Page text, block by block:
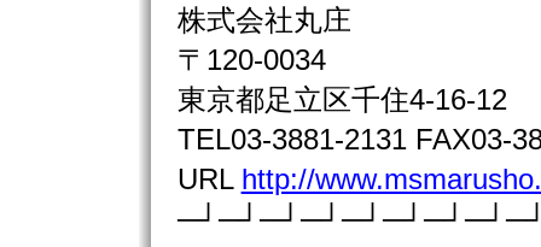
株式会社丸庄
〒120-0034
東京都足立区千住4-16-12
TEL03-3881-2131 FAX03-
URL http://